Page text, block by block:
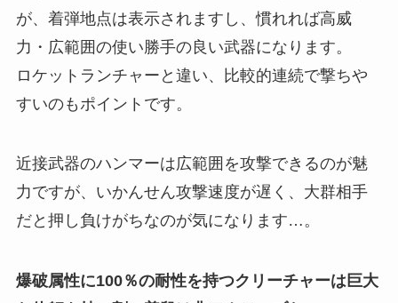
が、着弾地点は表示されますし、慣れれば高威
力・広範囲の使い勝手の良い武器になります。
ロケットランチャーと違い、比較的連続で撃ちや
すいのもポイントです。
近接武器のハンマーは広範囲を攻撃できるのが魅
力ですが、いかんせん攻撃速度が遅く、大群相手
だと押し負けがちなのが気になります…。
爆破属性に100％の耐性を持つクリーチャーは巨大